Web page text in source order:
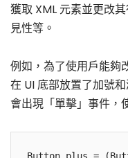
獲取 XML 元素並更改
見性等。
例如，為了使用戶能夠
在 UI 底部放置了加號
會出現「單擊」事件，